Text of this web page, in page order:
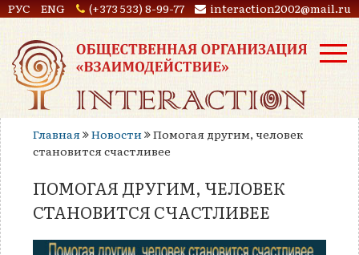
РУС ENG (+373 533) 8-99-77 interaction2002@mail.ru
Главная Новости
Помогая другим, человек
становится счастливее
ПОМОГАЯ ДРУГИМ, ЧЕЛОВЕК
СТАНОВИТСЯ СЧАСТЛИВЕЕ